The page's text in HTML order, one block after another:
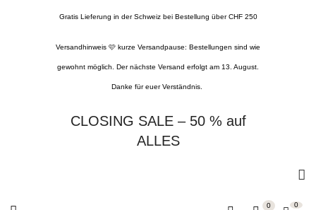
Gratis Lieferung in der Schweiz bei Bestellung über CHF 250
Versandhinweis 🩷 kurze Versandpause: Bestellungen sind wie
gewohnt möglich. Der nächste Versand erfolgt am 13. August.
Danke für euer Verständnis.
CLOSING SALE – 50 % auf
ALLES
0 0